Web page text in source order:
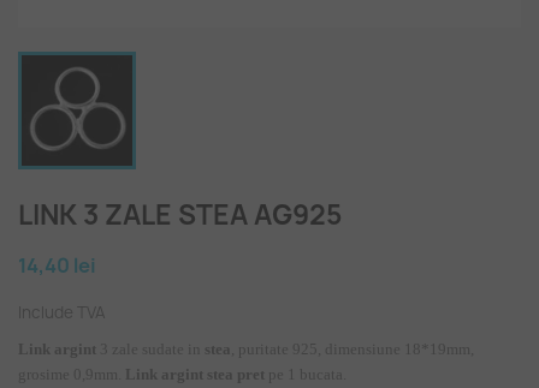
LINK 3 ZALE STEA AG925
14,40 lei
Include TVA
Link argint 3 zale sudate in stea , puritate 925, dimensiune 18*19mm,
grosime 0,9mm. Link argint stea pret pe 1 bucata.